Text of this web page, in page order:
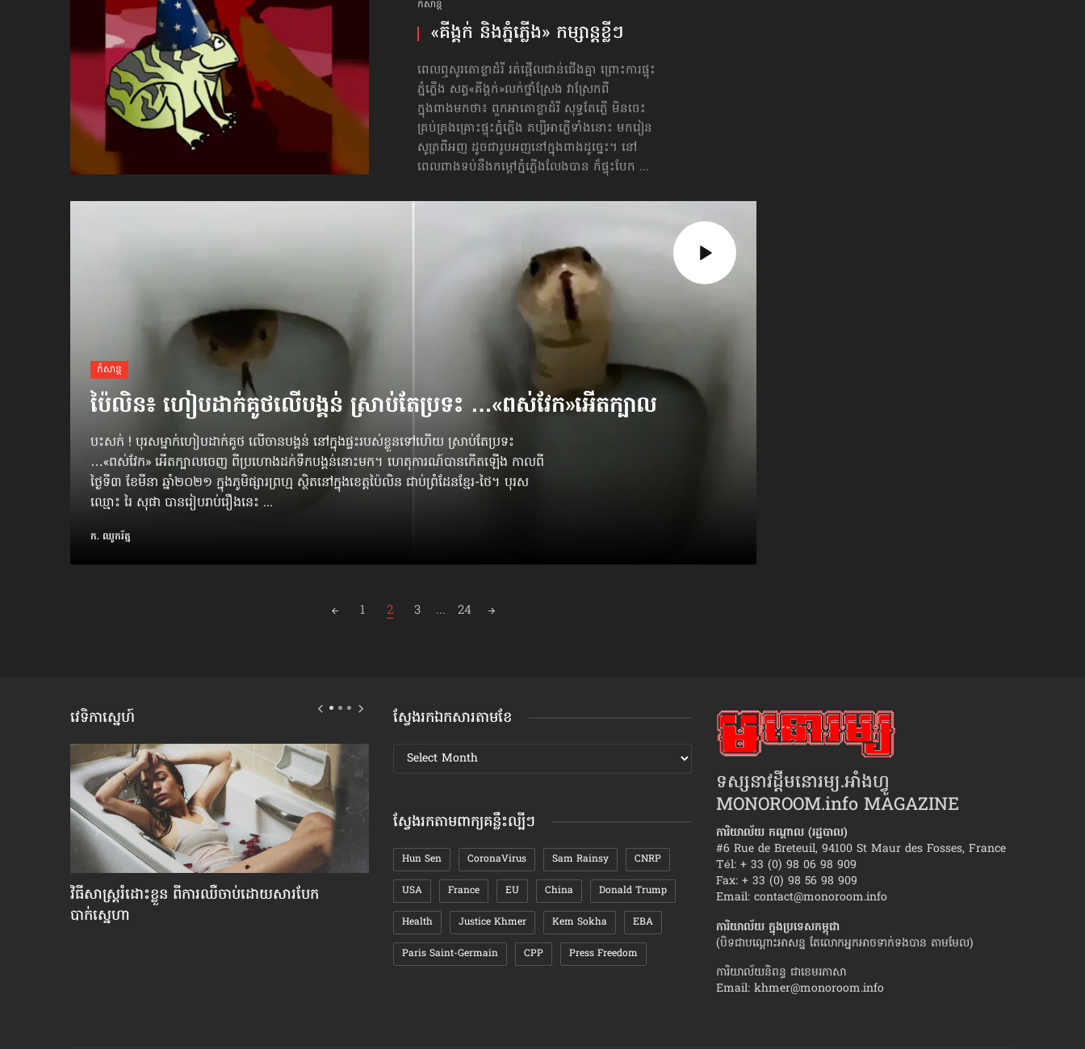
កំសាន្ដ
«គីង្គក់ និងភ្នំភ្លើង» កម្សាន្ដខ្លីៗ
ពេលឮសូរតោខ្លាដំរី រត់ផ្អើលជាន់ជើងគ្នា ព្រោះការផ្ទុះ
ភ្នំភ្លើង សត្វ«គីង្គក់»លក់ថ្នាំស្រែង វាស្រែកពី
ក្នុងពាងមកថា៖ ពួកអាតោខ្លាដំរី សុទ្ធតែភ្លើ មិនចេះ
គ្រប់គ្រងគ្រោះផ្ទុះភ្នំភ្លើង គប្បីអាភ្លើទាំងនោះ មករៀន
សូត្រពីអញ ដូចជារូបអញ​នៅក្នុងពាងដូច្នេះ។ នៅ
ពេលពាងទប់នឹងកម្ដៅភ្នំភ្លើងលែងបាន ក៏ផ្ទុះបែក ...
កំសាន្ដ
ប៉ៃលិន៖ ហៀបដាក់គូថលើបង្គន់ ស្រាប់តែប្រទះ …«ពស់វែក»អើតក្បាល
បះសក់ ! បុរសម្នាក់ហៀបដាក់គូថ លើចានបង្គន់ នៅក្នុងផ្ទះរបស់ខ្លួនទៅហើយ ស្រាប់តែប្រទះ
…«ពស់វែក» អើតក្បាលចេញ ពីប្រហោងដក់ទឹកបង្គន់នោះមក។ ហេតុការណ៍​បានកើតឡើង កាលពី
ថ្ងៃទី៣ ខែមីនា ឆ្នាំ២០២១ ក្នុងភូមិផ្សារព្រហ្ម ស្ថិតនៅក្នុងខេត្តប៉ៃលិន ជាប់​ព្រំដែន​ខ្មែរ-ថៃ។ បុរស
ឈ្មោះ រៃ សុផា បានរៀបរាប់រឿងនេះ ...
ក. ឈូករ័ត្ន
1 2 3 ... 24
វេទិកាស្នេហ៍
វិធីសាស្រ្ត​រំដោះ​ខ្លួន ពី​ការឈឺចាប់​ដោយ​សារ​បែក​
បាក់​ស្នេហា
ហេតុអ្វី​«បេះដូង​ប្រេះស្រាំ»​ហើយ អាច​ប៉ះ​ភ្ជាប់​ឡើង​
វិញ​បាន?
ស្ដ្រីរឹងមាំស្រលាញ់មនុស្សប្រុស«ប្រភេទណា»?
ស្វែងរកឯកសារតាមខែ
ស្វែងរក
ឯកសារ
ស្វែងរកតាមពាក្យគន្លឹះល្បីៗ
Hun Sen CoronaVirus Sam Rainsy CNRP
USA France EU China Donald Trump
Health Justice Khmer Kem Sokha EBA
Paris Saint-Germain CPP Press Freedom
ទស្សនាវដ្ដីមនោរម្យ.អាំងហ្វូ
MONOROOM.info MAGAZINE
ការិយាល័យ កណ្ដាល (រដ្ឋបាល)
#6 Rue de Breteuil, 94100 St Maur des Fosses, France
Tél: + 33 (0) 98 06 98 909
Fax: + 33 (0) 98 56 98 909
Email: contact@monoroom.info
ការិយាល័យ ក្នុង​ប្រទេស​កម្ពុជា
(បិទជាបណ្ដោះអាសន្ន តែលោកអ្នកអាចទាក់ទងបាន តាមមែល)
ការិយាល័យនិពន្ធ ជាខេមរភាសា
Email: khmer@monoroom.info